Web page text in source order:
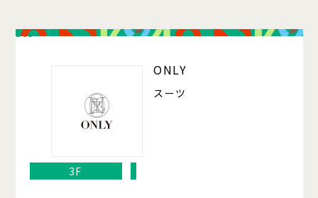
318
ONLY
スーツ
3F